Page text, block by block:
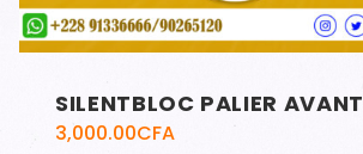
SILENTBLOC PALIER AVANT
3,000.00CFA